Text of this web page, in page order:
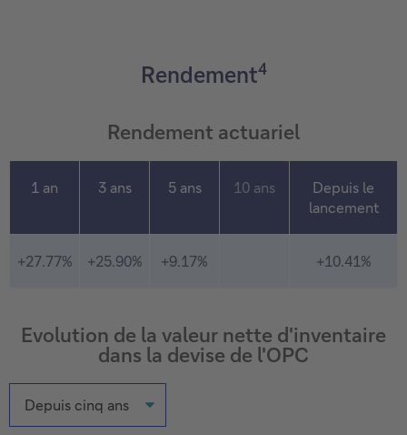
Rendement4
Rendement actuariel
1 an 3 ans 5 ans 10 ans
Depuis le
lancement
+27.77% +25.90% +9.17% +10.41%
Evolution de la valeur nette d'inventaire
dans la devise de l'OPC